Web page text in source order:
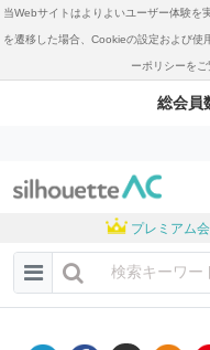
当Webサイトはよりよいユーザー体験を
を遷移した場合、Cookieの設定および使
ーポリシーをご
総会員
プレミアム